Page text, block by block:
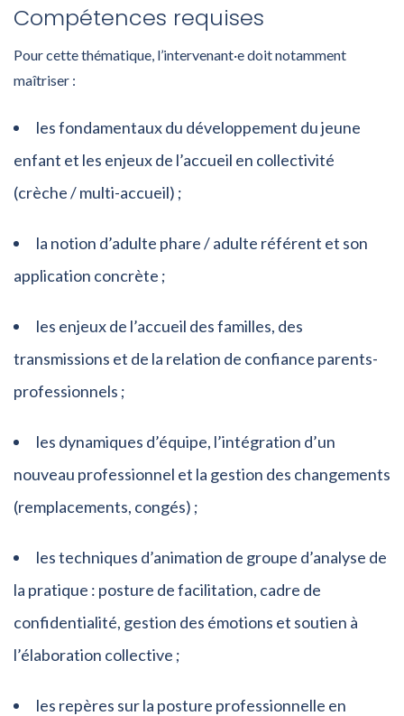
Compétences requises
Pour cette thématique, l’intervenant·e doit notamment
maîtriser :
les fondamentaux du développement du jeune
enfant et les enjeux de l’accueil en collectivité
(crèche / multi-accueil) ;
la notion d’adulte phare / adulte référent et son
application concrète ;
les enjeux de l’accueil des familles, des
transmissions et de la relation de confiance parents-
professionnels ;
les dynamiques d’équipe, l’intégration d’un
nouveau professionnel et la gestion des changements
(remplacements, congés) ;
les techniques d’animation de groupe d’analyse de
la pratique : posture de facilitation, cadre de
confidentialité, gestion des émotions et soutien à
l’élaboration collective ;
les repères sur la posture professionnelle en